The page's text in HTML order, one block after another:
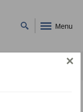
Menu
MAXI3